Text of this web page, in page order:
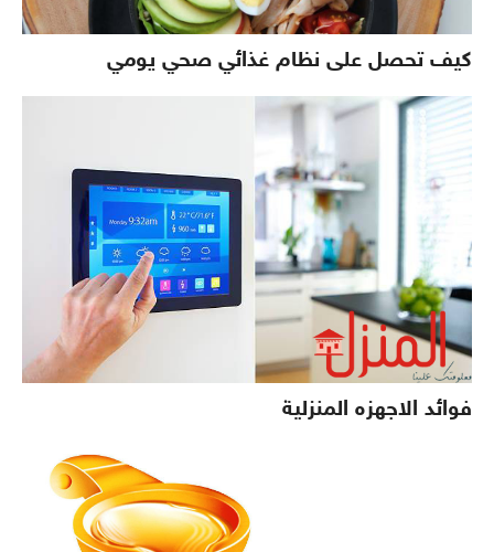
كيف تحصل على نظام غذائي صحي يومي
فوائد الاجهزه المنزلية